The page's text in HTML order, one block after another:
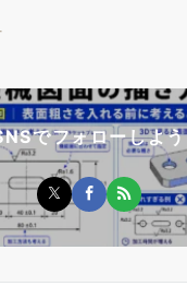
でフォローしよう